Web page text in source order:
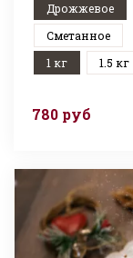
Дрожжевое
Сметанное
1 кг
1.5 кг
780 руб